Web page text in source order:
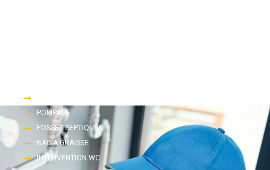
POMPAGE
FOSSES SEPTIQUES
BAC A GRAISSE
INTERVENTION WC